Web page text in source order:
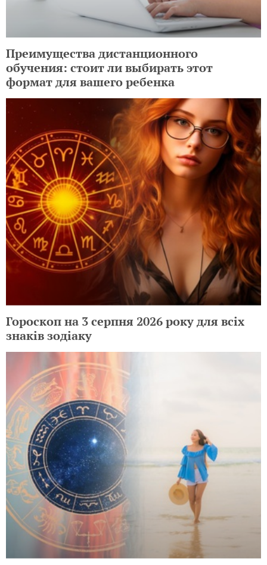
Преимущества дистанционного
обучения: стоит ли выбирать этот
формат для вашего ребенка
Гороскоп на 3 серпня 2026 року для всіх
знаків зодіаку